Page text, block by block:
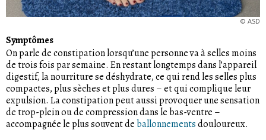
© ASD
Symptômes
On parle de constipation lorsqu’une personne va à selles moins
de trois fois par semaine. En restant longtemps dans l’appareil
digestif, la nourriture se déshydrate, ce qui rend les selles plus
compactes, plus sèches et plus dures – et qui complique leur
expulsion. La constipation peut aussi provoquer une sensation
de trop-plein ou de compression dans le bas-ventre –
accompagnée le plus souvent deballonnementsdouloureux.